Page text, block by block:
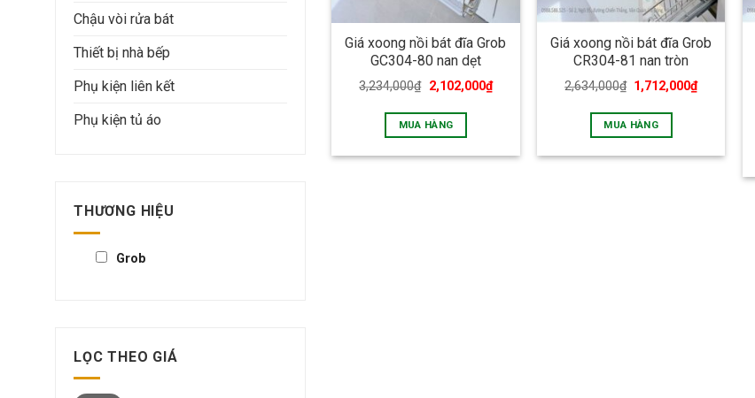
Chậu vòi rửa bát
Thiết bị nhà bếp
Phụ kiện liên kết
Phụ kiện tủ áo
THƯƠNG HIỆU
Grob
LỌC THEO GIÁ
Giá xoong nồi bát đĩa Grob
GC304-80 nan dẹt
3,234,000₫ 2,102,000₫
MUA HÀNG
Giá xoong nồi bát đĩa Grob
CR304-81 nan tròn
2,634,000₫ 1,712,000₫
MUA HÀNG